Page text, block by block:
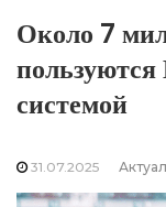
Около 7
системой
31.07.2025